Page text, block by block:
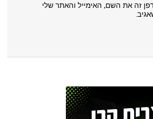
זה את השם, האימייל והאתר שלי